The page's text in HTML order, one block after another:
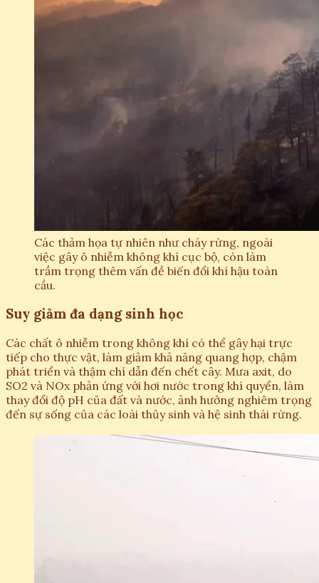
Các thảm họa tự nhiên như cháy rừng, ngoài
việc gây ô nhiễm không khí cục bộ, còn làm
trầm trọng thêm vấn đề biến đổi khí hậu toàn
cầu.
Suy giảm đa dạng sinh học
Các chất ô nhiễm trong không khí có thể gây hại trực
tiếp cho thực vật, làm giảm khả năng quang hợp, chậm
phát triển và thậm chí dẫn đến chết cây. Mưa axit, do
SO2 và NOx phản ứng với hơi nước trong khí quyển, làm
thay đổi độ pH của đất và nước, ảnh hưởng nghiêm trọng
đến sự sống của các loài thủy sinh và hệ sinh thái rừng.